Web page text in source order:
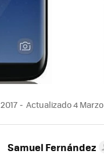
Actualizado 4 Marzo
Samuel Fernández